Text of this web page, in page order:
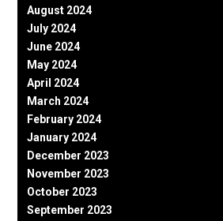
August 2024
July 2024
June 2024
May 2024
April 2024
March 2024
February 2024
January 2024
December 2023
November 2023
October 2023
September 2023